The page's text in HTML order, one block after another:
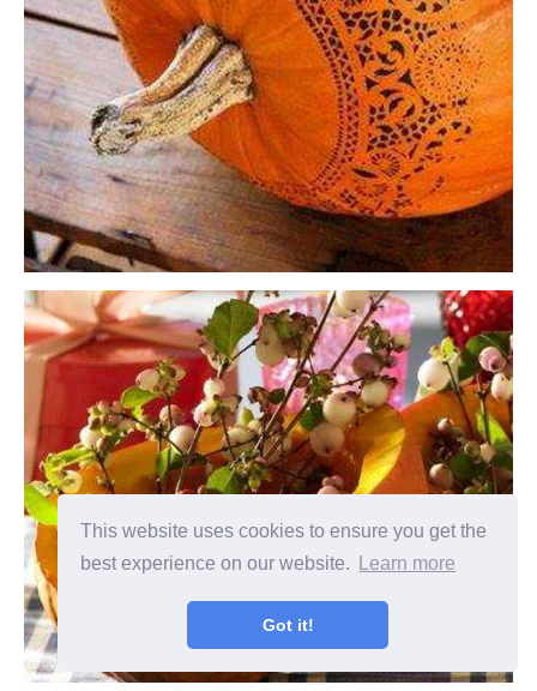
This website uses cookies to ensure you get the
best experience on our website.
Learn more
Got it!